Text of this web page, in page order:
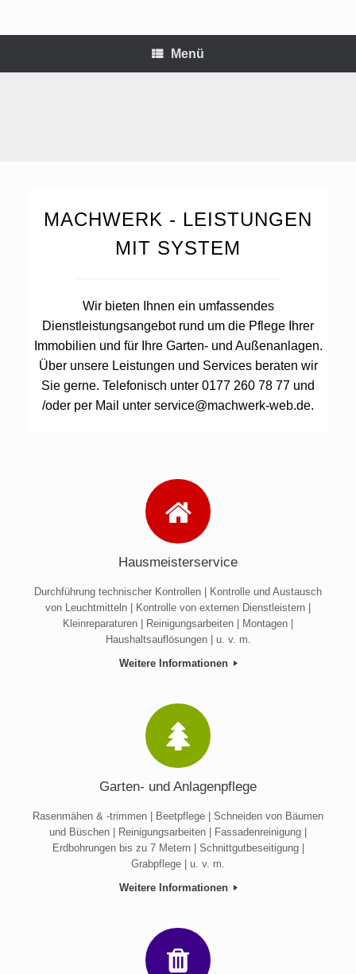
springen
Menü
MACHWERK - LEISTUNGEN
MIT SYSTEM
Wir bieten Ihnen ein umfassendes
Dienstleistungsangebot rund um die Pflege Ihrer
Immobilien und für Ihre Garten- und Außenanlagen.
Über unsere Leistungen und Services beraten wir
Sie gerne. Telefonisch unter 0177 260 78 77 und
/oder per Mail unter service@machwerk-web.de.
Hausmeisterservice
Durchführung technischer Kontrollen | Kontrolle und Austausch
von Leuchtmitteln | Kontrolle von externen Dienstleistern |
Kleinreparaturen | Reinigungsarbeiten | Montagen |
Haushaltsauflösungen | u. v. m.
Weitere Informationen
Garten- und Anlagenpflege
Rasenmähen & -trimmen | Beetpflege | Schneiden von Bäumen
und Büschen | Reinigungsarbeiten | Fassadenreinigung |
Erdbohrungen bis zu 7 Metern | Schnittgutbeseitigung |
Grabpflege | u. v. m.
Weitere Informationen